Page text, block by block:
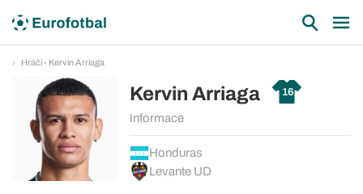
Hráči - Kervin Arriaga
Kervin Arriaga 16
Informace
Honduras
Levante UD